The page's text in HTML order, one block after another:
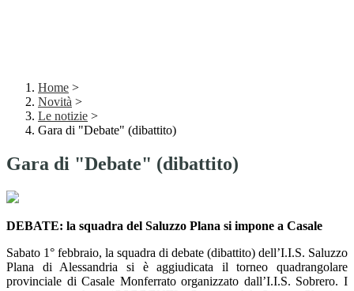
Home >
Novità >
Le notizie >
Gara di "Debate" (dibattito)
Gara di "Debate" (dibattito)
DEBATE: la squadra del Saluzzo Plana si impone a Casale
Sabato 1° febbraio, la squadra di debate (dibattito) dell’I.I.S. Saluzzo
Plana di Alessandria si è aggiudicata il torneo quadrangolare
provinciale di Casale Monferrato organizzato dall’I.I.S. Sobrero. I